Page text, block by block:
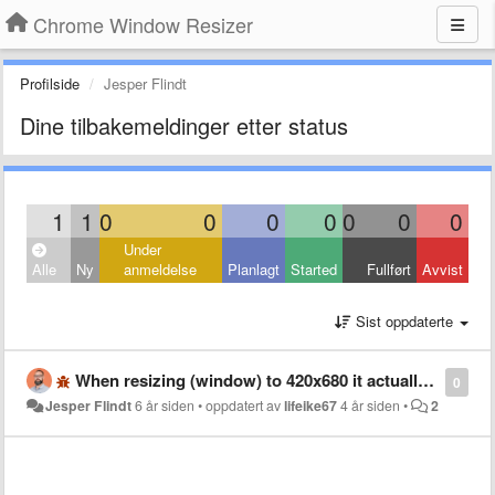
Chrome Window Resizer
Profilside Jesper Flindt
Dine tilbakemeldinger etter status
1 1 0 0 0 0 0 0 0
Alle Ny
Under
anmeldelse
Planlagt Started Fullført Avvist
Sist oppdaterte
0
When resizing (window) to 420x680 it actually resizes to 500x560?
Jesper Flindt6 år siden •oppdatert avlifeike674 år siden • 2